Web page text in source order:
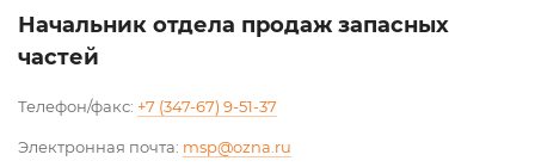
Начальник отдела продаж запасных
частей
Телефон/факс: +7 (347-67) 9-51-37
Электронная почта: msp@ozna.ru